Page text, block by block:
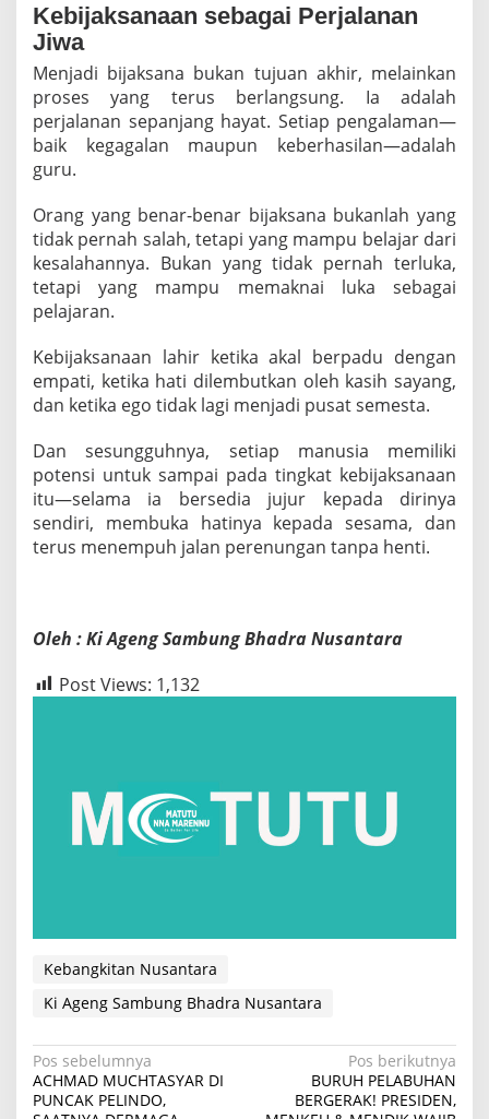
Kebijaksanaan sebagai Perjalanan
Jiwa
Menjadi bijaksana bukan tujuan akhir, melainkan
proses yang terus berlangsung. Ia adalah
perjalanan sepanjang hayat. Setiap pengalaman—
baik kegagalan maupun keberhasilan—adalah
guru.
Orang yang benar-benar bijaksana bukanlah yang
tidak pernah salah, tetapi yang mampu belajar dari
kesalahannya. Bukan yang tidak pernah terluka,
tetapi yang mampu memaknai luka sebagai
pelajaran.
Kebijaksanaan lahir ketika akal berpadu dengan
empati, ketika hati dilembutkan oleh kasih sayang,
dan ketika ego tidak lagi menjadi pusat semesta.
Dan sesungguhnya, setiap manusia memiliki
potensi untuk sampai pada tingkat kebijaksanaan
itu—selama ia bersedia jujur kepada dirinya
sendiri, membuka hatinya kepada sesama, dan
terus menempuh jalan perenungan tanpa henti.
Oleh : Ki Ageng Sambung Bhadra Nusantara
Post Views: 1,132
Kebangkitan Nusantara
Ki Ageng Sambung Bhadra Nusantara
N
a
Pos sebelumnya
ACHMAD MUCHTASYAR DI
PUNCAK PELINDO,
Pos berikutnya
BURUH PELABUHAN
BERGERAK! PRESIDEN,